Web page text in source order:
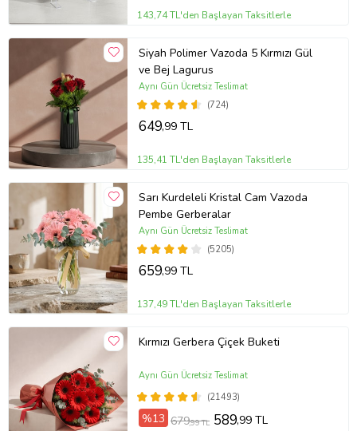
143,74 TL'den Başlayan Taksitlerle
Siyah Polimer Vazoda 5 Kırmızı Gül
ve Bej Lagurus
(724)
Aynı Gün Ücretsiz Teslimat
649,99 TL
135,41 TL'den Başlayan Taksitlerle
Sarı Kurdeleli Kristal Cam Vazoda
Pembe Gerberalar
(5205)
Aynı Gün Ücretsiz Teslimat
659,99 TL
137,49 TL'den Başlayan Taksitlerle
Kırmızı Gerbera Çiçek Buketi
(21493)
Aynı Gün Ücretsiz Teslimat
%13 679,99 TL 589,99 TL